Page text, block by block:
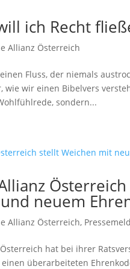
ich Recht
Allianz Österreich
Fluss, der niemals
wie wir einen Bibelvers
sondern...
neuem
Allianz Österreich,
hat bei ihrer
überarbeiteten